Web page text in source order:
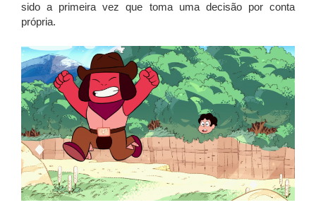
sido a primeira vez que toma uma decisão por conta
própria.